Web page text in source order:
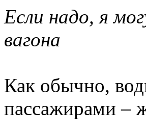
Если надо, я
вагона
Как обычно,
пассажирами –